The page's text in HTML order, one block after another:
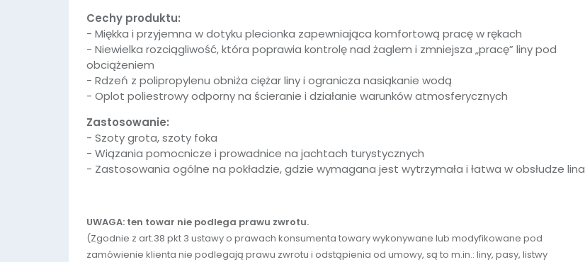
Cechy produktu:
- Miękka i przyjemna w dotyku plecionka zapewniająca komfortową pracę w rękach
- Niewielka rozciągliwość, która poprawia kontrolę nad żaglem i zmniejsza „pracę” liny pod
obciążeniem
- Rdzeń z polipropylenu obniża ciężar liny i ogranicza nasiąkanie wodą
- Oplot poliestrowy odporny na ścieranie i działanie warunków atmosferycznych
Zastosowanie:
- Szoty grota, szoty foka
- Wiązania pomocnicze i prowadnice na jachtach turystycznych
- Zastosowania ogólne na pokładzie, gdzie wymagana jest wytrzymała i łatwa w obsłudze lina
UWAGA: ten towar nie podlega prawu zwrotu.
(Zgodnie z art.38 pkt 3 ustawy o prawach konsumenta towary wykonywane lub modyfikowane pod
zamówienie klienta nie podlegają prawu zwrotu i odstąpienia od umowy, są to m.in.: liny, pasy, listwy